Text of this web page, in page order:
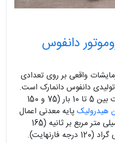
دانفوس
واقعی بر روی تعدادی
دانفوس دانمارک است.
این نمودارها برای فشار برگشت بین 5 تا 10 بار (75 و 150
هیدرولیک پایه معدنی اعمال
می شوند. با ویسکوزیته 35 میلی متر مربع بر ثانیه (165